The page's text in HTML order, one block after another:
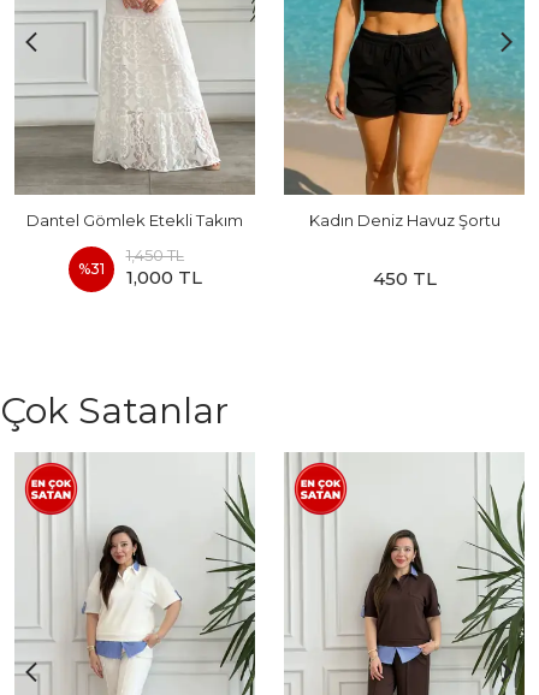
Dantel Gömlek Etekli Takım
%31
1,450 TL
1,000 TL
Kadın Deniz Havuz Şortu
450 TL
Çok Satanlar